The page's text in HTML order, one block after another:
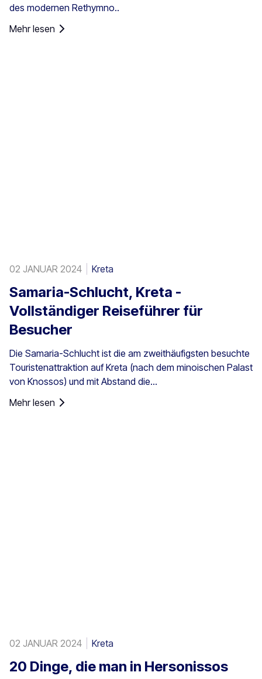
des modernen Rethymno..
Mehr lesen
02 JANUAR 2024 Kreta
Samaria-Schlucht, Kreta -
Vollständiger Reiseführer für
Besucher
Die Samaria-Schlucht ist die am zweithäufigsten besuchte
Touristenattraktion auf Kreta (nach dem minoischen Palast
von Knossos) und mit Abstand die...
Mehr lesen
02 JANUAR 2024 Kreta
20 Dinge, die man in Hersonissos